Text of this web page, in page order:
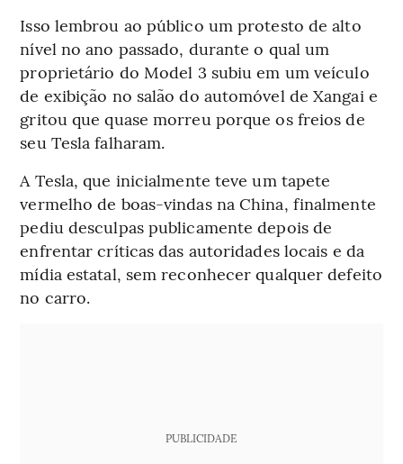
Isso lembrou ao público um protesto de alto
nível no ano passado, durante o qual um
proprietário do Model 3 subiu em um veículo
de exibição no salão do automóvel de Xangai e
gritou que quase morreu porque os freios de
seu Tesla falharam.
A Tesla, que inicialmente teve um tapete
vermelho de boas-vindas na China, finalmente
pediu desculpas publicamente depois de
enfrentar críticas das autoridades locais e da
mídia estatal, sem reconhecer qualquer defeito
no carro.
PUBLICIDADE